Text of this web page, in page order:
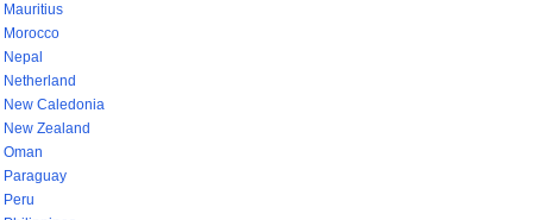
Mauritius
Morocco
Nepal
Netherland
New Caledonia
New Zealand
Oman
Paraguay
Peru